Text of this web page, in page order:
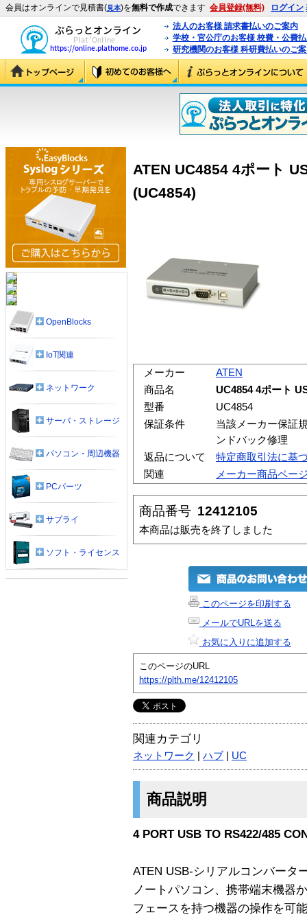
会員はオンラインで見積書(見本)を無料で作成できます 会員登録(無料) ログイン
法人のお客様 請求書払いのご案内
学校・官公庁のお客様 校費・公費
研究機関のお客様 科研費払いのご
ATEN UC4854 4ポート
(UC4854)
メーカー
ATEN
商品名
UC4854 4ポート
型番
UC4854
保証条件
当該メーカー保証
ンドバック修理
返品について
特定商取引法に基
関連
メーカー商品ペー
商品番号 12412105
本商品は販売を終了しました
このページを印刷する
メールでURLを送る
お気に入りに追加する
このページのURL
https://plth.me/12412105
関連カテゴリ
ネットワーク ハブ UC
商品説明
4 PORT USB TO RS422/485
ATEN USB-シリアルコンバータ
ノートパソコン、携帯端末機器
フェースを持つ機器の操作を可
OpenBlocks
IoT関連
ネットワーク
サーバ・ストレージ
パソコン・周辺機器
PCパーツ
サプライ
ソフト・ライセンス